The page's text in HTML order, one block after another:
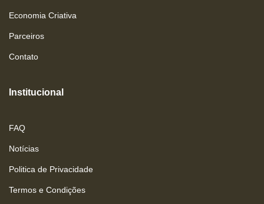
Economia Criativa
Parceiros
Contato
Institucional
FAQ
Notícias
Politica de Privacidade
Termos e Condições